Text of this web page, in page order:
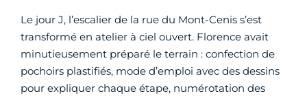
Le jour J, l’escalier de la rue du Mont-Cenis s’est
transformé en atelier à ciel ouvert. Florence avait
minutieusement préparé le terrain : confection de
pochoirs plastifiés, mode d’emploi avec des dessins
pour expliquer chaque étape, numérotation des